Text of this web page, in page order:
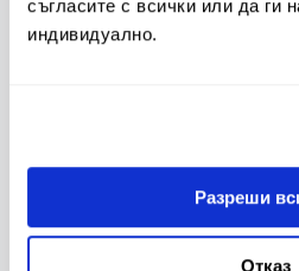
съгласите с всички или да ги
индивидуално.
Разреши
Отказ
Лихвен бюлетин
За